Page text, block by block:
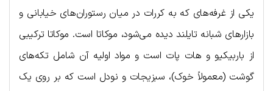
یکی از غرفه‌های که به کررات در میان رستوران‌های خیابانی و
بازارهای شبانه تایلند دیده می‌شود، موکاتا است. موکاتا ترکیبی
از باربیکیو و هات پات است و مواد اولیه آن شامل تکه‌های
گوشت (معمولاً خوک)، سبزیجات و نودل است که بر روی یک